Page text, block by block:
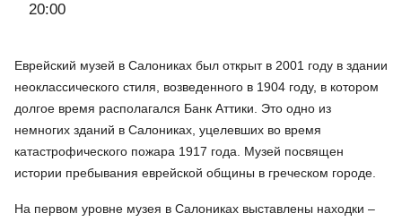
20:00
Еврейский музей в Салониках был открыт в 2001 году в здании
неоклассического стиля, возведенного в 1904 году, в котором
долгое время располагался Банк Аттики. Это одно из
немногих зданий в Салониках, уцелевших во время
катастрофического пожара 1917 года. Музей посвящен
истории пребывания еврейской общины в греческом городе.
На первом уровне музея в Салониках выставлены находки –